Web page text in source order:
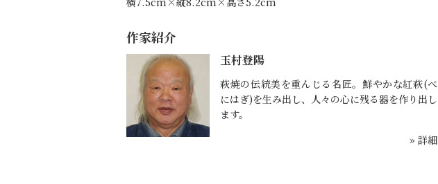
作家紹介
玉村登陽
萩焼の伝統美を重んじる名匠。鮮やかな紅萩(べ
にはぎ)を生み出し、人々の心に残る器を作り出し
ます。
» 詳細